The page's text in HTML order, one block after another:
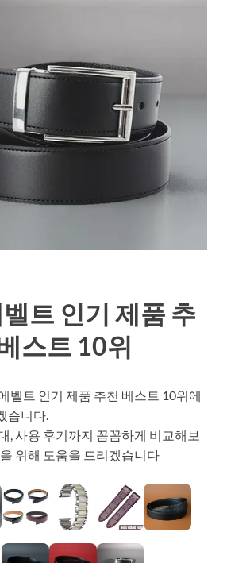
트 인기 제품 추
스트 10위
벨트 인기 제품 추천 베스트 10위에
습니다.
, 사용 후기까지 꼼꼼하게 비교해보
위해 도움을 드리겠습니다